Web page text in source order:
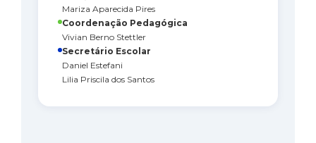
Mariza Aparecida Pires
Coordenação Pedagógica
Vivian Berno Stettler
Secretário Escolar
Daniel Estefani
Lilia Priscila dos Santos